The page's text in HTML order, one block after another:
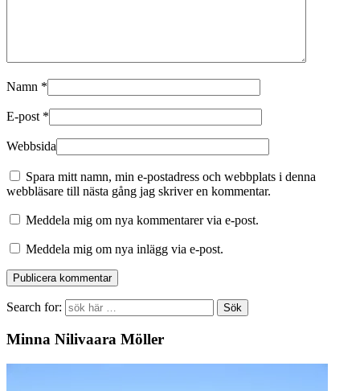
Namn *
E-post *
Webbsida
Spara mitt namn, min e-postadress och webbplats i denna
webbläsare till nästa gång jag skriver en kommentar.
Meddela mig om nya kommentarer via e-post.
Meddela mig om nya inlägg via e-post.
Search for:
Minna Nilivaara Möller